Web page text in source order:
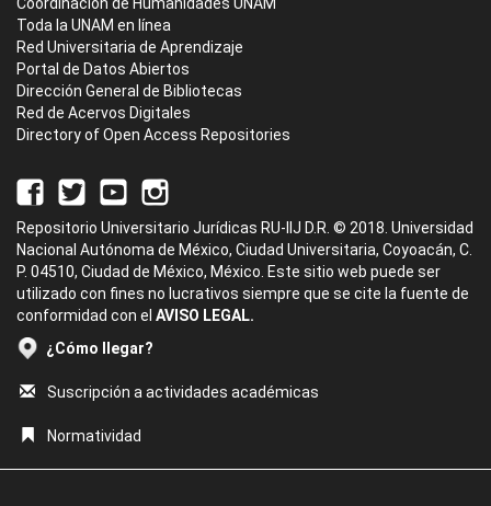
Toda la UNAM en línea
Red Universitaria de Aprendizaje
Portal de Datos Abiertos
Dirección General de Bibliotecas
Red de Acervos Digitales
Directory of Open Access Repositories
Repositorio Universitario Jurídicas RU-IIJ D.R. © 2018. Universidad
Nacional Autónoma de México, Ciudad Universitaria, Coyoacán, C.
P. 04510, Ciudad de México, México. Este sitio web puede ser
utilizado con fines no lucrativos siempre que se cite la fuente de
conformidad con el AVISO LEGAL.
¿Cómo llegar?
Suscripción a actividades académicas
Normatividad